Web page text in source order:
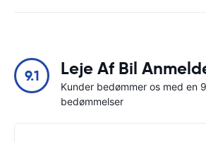
9.1 Leje Af Bil
Kunder bedømmer os med en
bedømmelser